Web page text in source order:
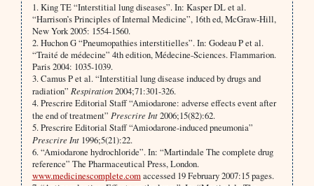
1. King TE “Interstitial lung diseases”. In: Kasper DL et al.
“Harrison’s Principles of Internal Medicine”, 16th ed, McGraw-Hill,
New York 2005: 1554-1560.
2. Huchon G “Pneumopathies interstitielles”. In: Godeau P et al.
“Traité de médecine” 4th edition, Médecine-Sciences. Flammarion.
Paris 2004: 1035-1039.
3. Camus P et al. “Interstitial lung disease induced by drugs and
radiation” Respiration2004;71:301-326.
4. Prescrire Editorial Staff “Amiodarone: adverse effects event after
the end of treatment” Prescrire Int2006;15(82):62.
5. Prescrire Editorial Staff “Amiodarone-induced pneumonia”
Prescrire Int1996;5(21):22.
6. “Amiodarone hydrochloride”. In: “Martindale The complete drug
reference” The Pharmaceutical Press, London.
www.medicinescomplete.comaccessed 19 February 2007:15 pages.